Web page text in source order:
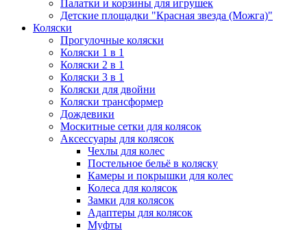
Палатки и корзины для игрушек
Детские площадки "Красная звезда (Можга)"
Коляски
Прогулочные коляски
Коляски 1 в 1
Коляски 2 в 1
Коляски 3 в 1
Коляски для двойни
Коляски трансформер
Дождевики
Москитные сетки для колясок
Аксессуары для колясок
Чехлы для колес
Постельное бельё в коляску
Камеры и покрышки для колес
Колеса для колясок
Замки для колясок
Адаптеры для колясок
Муфты